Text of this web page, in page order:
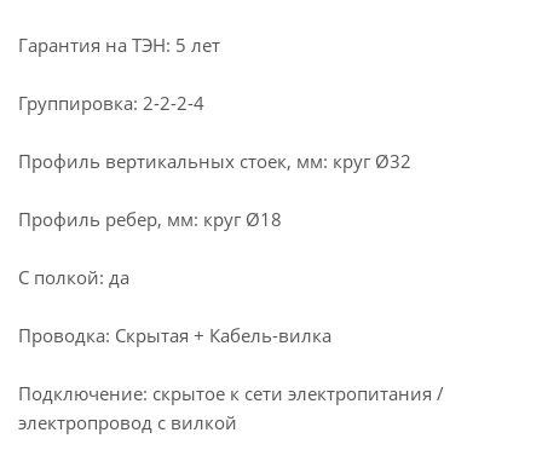
Гарантия на ТЭН: 5 лет
Группировка: 2-2-2-4
Профиль вертикальных стоек, мм: круг Ø32
Профиль ребер, мм: круг Ø18
С полкой: да
Проводка: Скрытая + Кабель-вилка
Подключение: скрытое к сети электропитания /
электропровод с вилкой